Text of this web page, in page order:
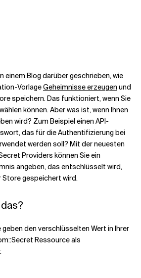
einem Blog darüber geschrieben, wie
VorlageGeheimnisse erzeugen und
speichern. Das funktioniert, wenn Sie
können. Aber was ist, wenn Ihnen
wird? Zum Beispiel einen API-
das für die Authentifizierung bei
werden soll? Mit der neuesten
Providers können Sie ein
angeben, das entschlüsselt wird,
gespeichert wird.
geben den verschlüsselten Wert in Ihrer
Ressource als